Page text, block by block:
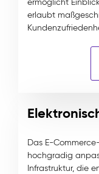
ermöglicht
erlaubt
Das E-
hochgradig
Infrastruktur, die